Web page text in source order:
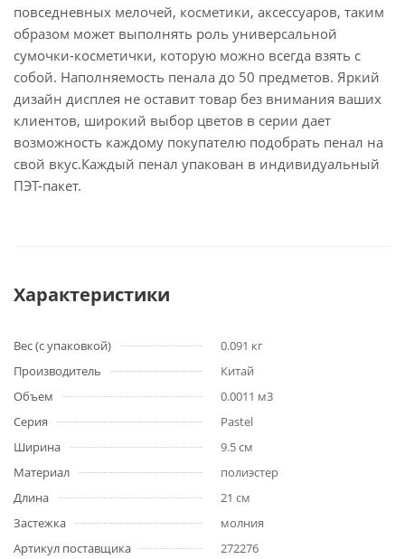
повседневных мелочей, косметики, аксессуаров, таким
образом может выполнять роль универсальной
сумочки-косметички, которую можно всегда взять с
собой. Наполняемость пенала до 50 предметов. Яркий
дизайн дисплея не оставит товар без внимания ваших
клиентов, широкий выбор цветов в серии дает
возможность каждому покупателю подобрать пенал на
свой вкус.Каждый пенал упакован в индивидуальный
ПЭТ-пакет.
Характеристики
Вес (с упаковкой)
0.091 кг
Производитель
Китай
Объем
0.0011 м3
Серия
Pastel
Ширина
9.5 см
Материал
полиэстер
Длина
21 см
Застежка
молния
Артикул поставщика
272276